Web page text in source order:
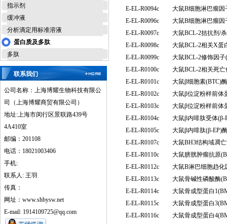
指示剂
缓冲液
分析滴定用标准溶液
蛋白质及多肽
多肽
联系我们
公司名称：上海博耀生物科技有限公
司（上海博耀商贸有限公司）
地址:上海市闵行区景联路439号
4A410室
邮编：201108
电话：18021003406
手机:
联系人: 王羽
传真：
网址：www.shbysw.net
E-mail: 1914109725@qq.com
E-EL-R0094c
大鼠B细胞淋巴瘤因
E-EL-R0096c
大鼠B细胞淋巴瘤因
E-EL-R0097c
大鼠BCL-2拮抗剂/
E-EL-R0098c
大鼠BCL-2相关X蛋
E-EL-R0099c
大鼠BCL-2修饰因
E-EL-R0100c
大鼠BCL-2相关死
E-EL-R0101c
大鼠β细胞素(BTC)
E-EL-R0102c
大鼠β位淀粉样前体
E-EL-R0103c
大鼠β位淀粉样前体
E-EL-R0104c
大鼠β内啡肽受体
E-EL-R0105c
大鼠β内啡肽(β-EP)
E-EL-R0107c
大鼠BH3结构域凋
E-EL-R0110c
大鼠膀胱肿瘤抗原
E-EL-R0112c
大鼠B淋巴细胞趋
E-EL-R0113c
大鼠骨碱性磷酸酶
E-EL-R0114c
大鼠骨成型蛋白
E-EL-R0115c
大鼠骨成型蛋白
E-EL-R0116c
大鼠骨成型蛋白